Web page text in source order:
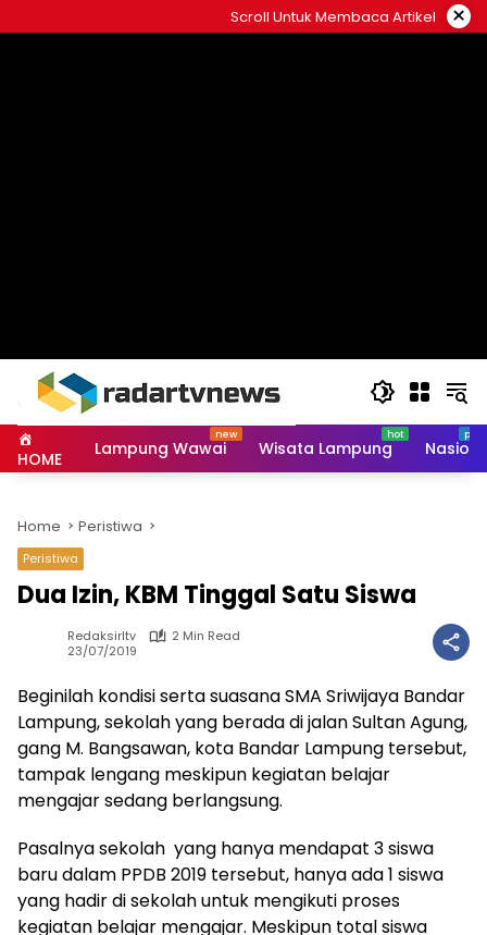
to
Scroll Untuk Membaca Artikel ×
HOME Lampung Wawai Wisata Lampung
Home Peristiwa
Peristiwa
Dua Izin, KBM Tinggal Satu Siswa
Redaksirltv
2 Min Read
23/07/2019
Beginilah kondisi serta suasana SMA Sriwijaya Bandar
Lampung, sekolah yang berada di jalan Sultan Agung,
gang M. Bangsawan, kota Bandar Lampung tersebut,
tampak lengang meskipun kegiatan belajar
mengajar sedang berlangsung.
Pasalnya sekolah yang hanya mendapat 3 siswa
baru dalam PPDB 2019 tersebut, hanya ada 1 siswa
yang hadir di sekolah untuk mengikuti proses
kegiatan belajar mengajar. Meskipun total siswa